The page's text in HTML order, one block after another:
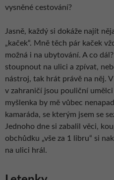
vysněné cestování?
Jasně, každý si dokáže najít
„kaček“. Mně těch pár kaček
možná i na ubytování. A co
stoupnout na ulici a zpívat,
nástroj, tak hrát právě na něj.
v zahraničí jsou pouliční
myšlenka by mě vůbec
kamaráda, se kterým jsem se
Jednoho dne si zabalil věci,
obchůdku „vše za 1 libru“ si
na ulici hrál.